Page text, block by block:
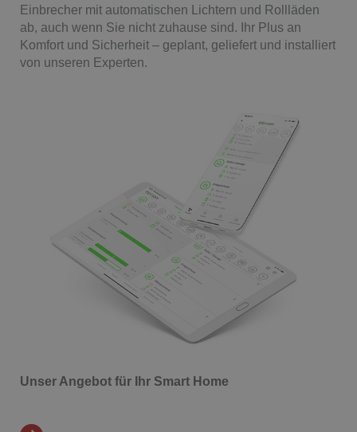
Einbrecher mit automatischen Lichtern und Rollläden
ab, auch wenn Sie nicht zuhause sind. Ihr Plus an
Komfort und Sicherheit – geplant, geliefert und installiert
von unseren Experten.
Unser Angebot für Ihr Smart Home